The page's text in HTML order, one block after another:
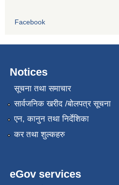
Facebook
Notices
सूचना तथा समाचार
सार्वजनिक खरीद /बोलपत्र सूचना
एन, कानुन तथा निर्देशिका
कर तथा शुल्कहरु
eGov services